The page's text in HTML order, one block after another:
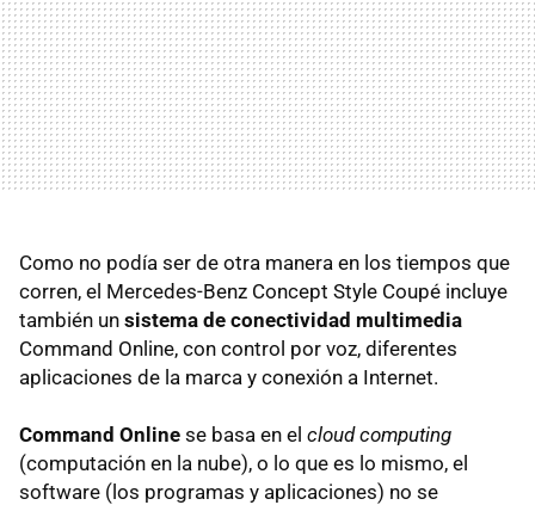
Como no podía ser de otra manera en los tiempos que
corren, el Mercedes-Benz Concept Style Coupé incluye
también un sistema de conectividad multimedia
Command Online, con control por voz, diferentes
aplicaciones de la marca y conexión a Internet.
Command Online se basa en el cloud computing
(computación en la nube), o lo que es lo mismo, el
software (los programas y aplicaciones) no se